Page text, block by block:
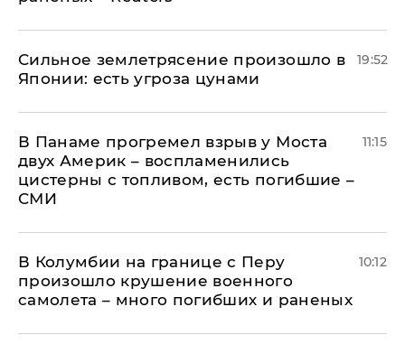
Сильное землетрясение произошло в
Японии: есть угроза цунами
19:52
В Панаме прогремел взрыв у Моста
двух Америк – воспламенились
цистерны с топливом, есть погибшие –
СМИ
11:15
В Колумбии на границе с Перу
произошло крушение военного
самолета – много погибших и раненых
10:12